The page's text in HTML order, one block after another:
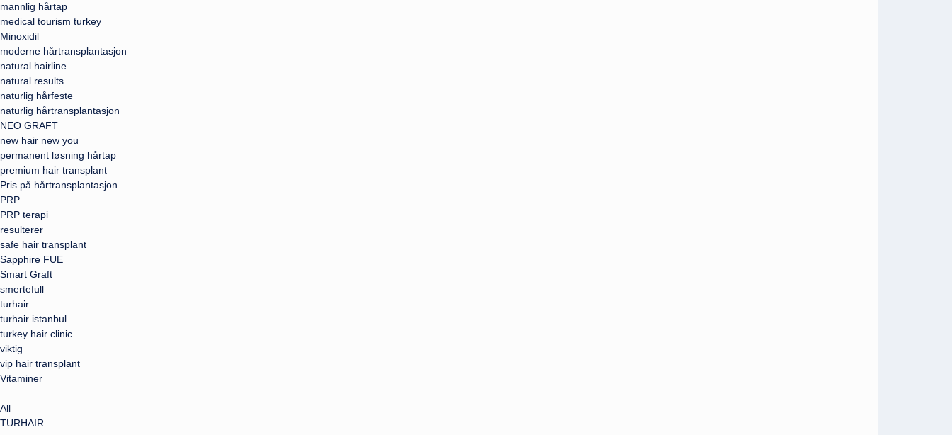
mannlig hårtap
medical tourism turkey
Minoxidil
moderne hårtransplantasjon
natural hairline
natural results
naturlig hårfeste
naturlig hårtransplantasjon
NEO GRAFT
new hair new you
permanent løsning hårtap
premium hair transplant
Pris på hårtransplantasjon
PRP
PRP terapi
resulterer
safe hair transplant
Sapphire FUE
Smart Graft
smertefull
turhair
turhair istanbul
turkey hair clinic
viktig
vip hair transplant
Vitaminer
All
TURHAIR